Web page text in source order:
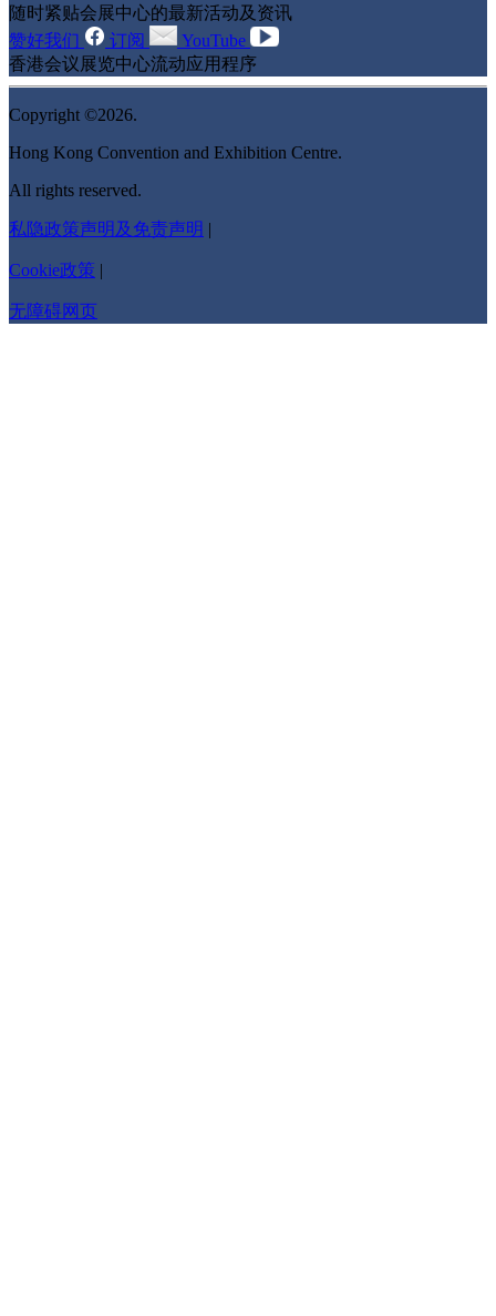
随时紧贴会展中心的最新活动及资讯
赞好我们
订阅
YouTube
香港会议展览中心流动应用程序
Copyright ©2026.
Hong Kong Convention and Exhibition Centre.
All rights reserved.
私隐政策声明及免责声明 |
Cookie政策 |
无障碍网页